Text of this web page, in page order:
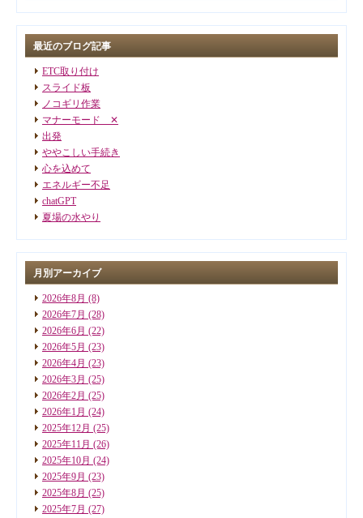
最近のブログ記事
ETC取り付け
スライド板
ノコギリ作業
マナーモード ✕
出発
ややこしい手続き
心を込めて
エネルギー不足
chatGPT
夏場の水やり
月別アーカイブ
2026年8月 (8)
2026年7月 (28)
2026年6月 (22)
2026年5月 (23)
2026年4月 (23)
2026年3月 (25)
2026年2月 (25)
2026年1月 (24)
2025年12月 (25)
2025年11月 (26)
2025年10月 (24)
2025年9月 (23)
2025年8月 (25)
2025年7月 (27)